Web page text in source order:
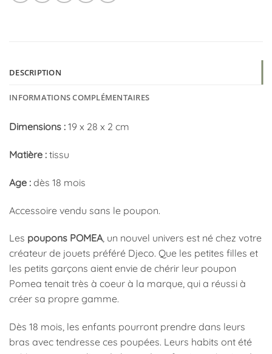
DESCRIPTION
INFORMATIONS COMPLÉMENTAIRES
Dimensions : 19 x 28 x 2 cm
Matière : tissu
Age : dès 18 mois
Accessoire vendu sans le poupon.
Les poupons POMEA, un nouvel univers est né chez votre
créateur de jouets préféré Djeco. Que les petites filles et
les petits garçons aient envie de chérir leur poupon
Pomea tenait très à coeur à la marque, qui a réussi à
créer sa propre gamme.
Dès 18 mois, les enfants pourront prendre dans leurs
bras avec tendresse ces poupées. Leurs habits ont été